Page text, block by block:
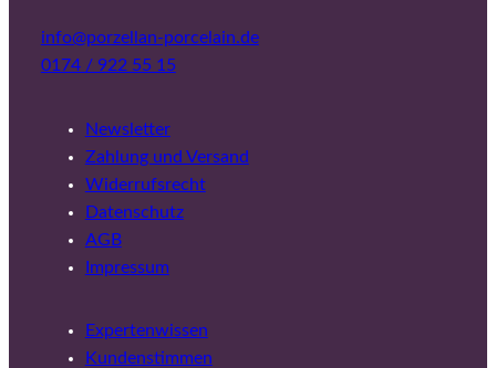
info@porzellan-porcelain.de
0174 / 922 55 15
Newsletter
Zahlung und Versand
Widerrufsrecht
Datenschutz
AGB
Impressum
Expertenwissen
Kundenstimmen